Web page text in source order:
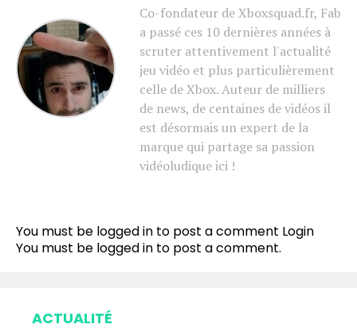
Co-fondateur de Xboxsquad.fr, Fab
a passé ces 10 dernières années à
scruter attentivement l'actualité
jeu vidéo et plus particulièrement
celle de Xbox. Auteur de milliers
de news, de centaines de vidéos il
est désormais un expert de la
marque qui partage sa passion
vidéoludique ici !
You must be logged in to post a comment Login
You must be logged in to post a comment.
ACTUALITÉ